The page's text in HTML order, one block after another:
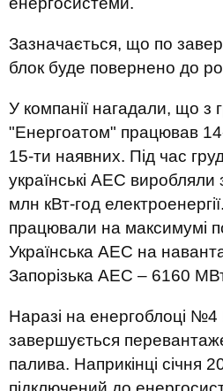
Зазначається, що по
блок буде повернено до
У компанії нагадали, що з
"Енергоатом" працював
15-ти наявних. Під час
українські АЕС виробляли
млн кВт-год
працювали на максимумі
Українська АЕС на
Запорізька АЕС – 6160
Наразі на енергоблоці №4
завершується
палива. Наприкінці січня